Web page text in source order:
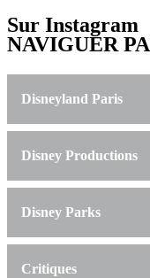
Sur Instagram
NAVIGUER
Disneyland Paris
Disney Productions
Disney Parks
Critiques